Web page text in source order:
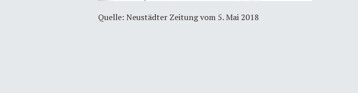
Quelle: Neustädter Zeitung vom 5. Mai 2018